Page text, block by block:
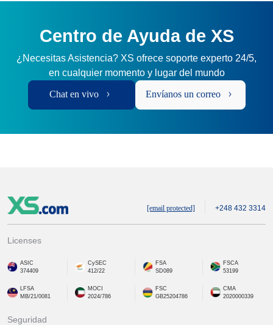
Centro de Ayuda de XS
¿Necesitas Asistencia? XS ofrece soporte experto 24/5,
en cualquier momento y lugar del mundo
Chat en vivo Envíanos un correo
[email protected] +248 432 3314
Licenses
ASIC
374409
CySEC
412/22
FSA
SD089
FSCA
53199
LFSA
MB/21/0081
MOCI
2024/786
FSC
GB25204786
CMA
2020000339
Seguridad